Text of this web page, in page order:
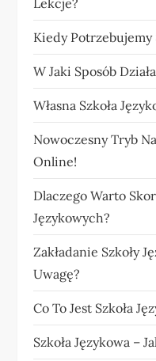
Lekcje?
Kiedy Potrzebujemy
W Jaki Sposób
Własna Szkoła
Nowoczesny Tryb
Online!
Dlaczego Warto
Językowych?
Zakładanie Szkoły
Uwagę?
Co To Jest Szkoła
Szkoła Językowa –